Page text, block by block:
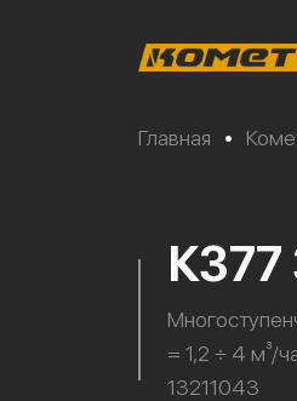
Главная •
= 1,2 ÷ 4 м³/
13211043